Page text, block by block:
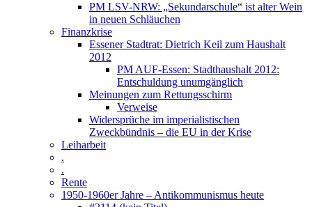
PM LSV-NRW: „Sekundarschule“ ist alter Wein
in neuen Schläuchen
Finanzkrise
Essener Stadtrat: Dietrich Keil zum Haushalt
2012
PM AUF-Essen: Stadthaushalt 2012:
Entschuldung unumgänglich
Meinungen zum Rettungsschirm
Verweise
Widersprüche im imperialistischen
Zweckbündnis – die EU in der Krise
Leiharbeit
.
.
Rente
1950-1960er Jahre – Antikommunismus heute